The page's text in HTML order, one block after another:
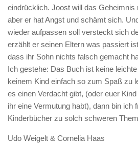
eindrücklich. Joost will das Geheimnis
aber er hat Angst und schämt sich.
wieder aufpassen soll versteckt sich
erzählt er seinen Eltern was passiert
dass ihr Sohn nichts falsch gemacht
Ich gestehe: Das Buch ist keine
keinem Kind einfach so zum Spaß zu
es einen Verdacht gibt, (oder euer
ihr eine Vermutung habt), dann bin ich
Kinderbücher zu solch schweren
Udo Weigelt & Cornelia Haas